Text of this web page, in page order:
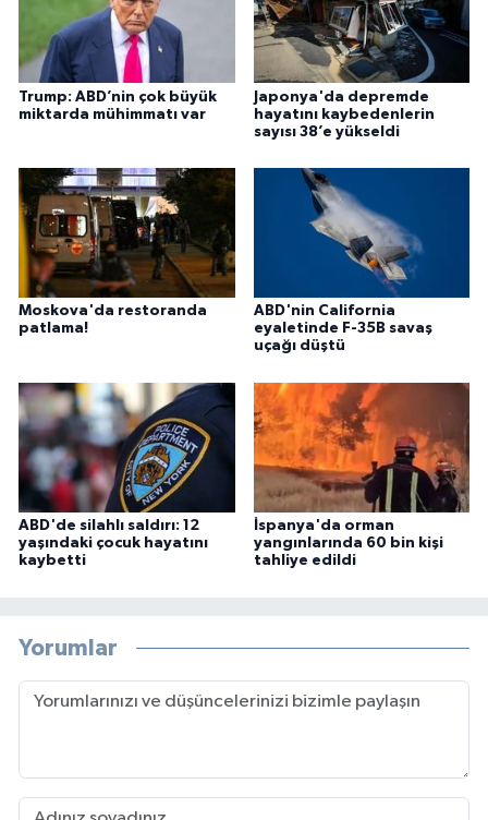
Trump: ABD’nin çok büyük
miktarda mühimmatı var
Japonya'da depremde
hayatını kaybedenlerin
sayısı 38’e yükseldi
Moskova'da restoranda
patlama!
ABD'nin California
eyaletinde F-35B savaş
uçağı düştü
ABD'de silahlı saldırı: 12
yaşındaki çocuk hayatını
kaybetti
İspanya'da orman
yangınlarında 60 bin kişi
tahliye edildi
Yorumlar